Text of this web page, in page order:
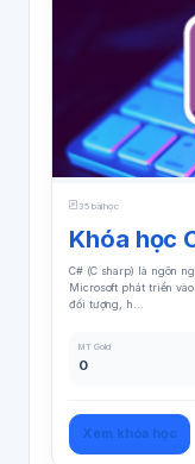
35 bài học
Khóa học
C# (C sharp) là ngôn
Microsoft phát triển
đối tượng, h...
MT Gold
0
Xem khóa học